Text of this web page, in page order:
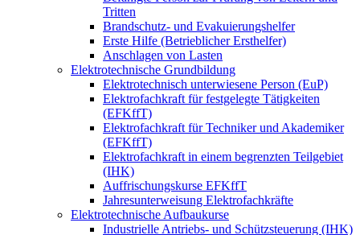
Tritten
Brandschutz- und Evakuierungshelfer
Erste Hilfe (Betrieblicher Ersthelfer)
Anschlagen von Lasten
Elektrotechnische Grundbildung
Elektrotechnisch unterwiesene Person (EuP)
Elektrofachkraft für festgelegte Tätigkeiten
(EFKffT)
Elektrofachkraft für Techniker und Akademiker
(EFKffT)
Elektrofachkraft in einem begrenzten Teilgebiet
(IHK)
Auffrischungskurse EFKffT
Jahresunterweisung Elektrofachkräfte
Elektrotechnische Aufbaukurse
Industrielle Antriebs- und Schützsteuerung (IHK)